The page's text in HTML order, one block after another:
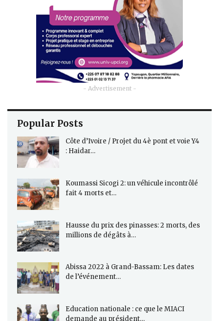
- Advertisement -
Popular Posts
Côte d’Ivoire / Projet du 4è pont et voie Y4
: Haidar…
Koumassi Sicogi 2: un véhicule incontrôlé
fait 4 morts et…
Hausse du prix des pinasses: 2 morts, des
millions de dégâts à…
Abissa 2022 à Grand-Bassam: Les dates
de l’événement…
Education nationale : ce que le MIACI
demande au président…